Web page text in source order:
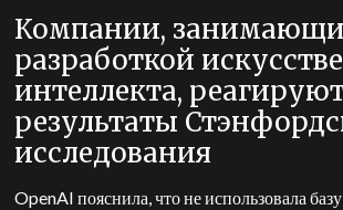
Компании,
разработкой
интеллекта,
результаты
исследования
OpenAI пояснила, что не использовала